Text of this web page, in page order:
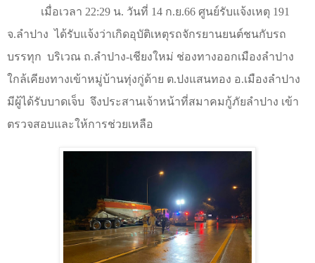
เมื่อเวลา 22:29 น. วันที่ 14 ก.ย.66 ศูนย์รับแจ้งเหตุ 191
จ.ลำปาง ได้รับแจ้งว่าเกิดอุบัติเหตุรถจักรยานยนต์ชนกับรถ
บรรทุก บริเวณ ถ.ลำปาง-เชียงใหม่ ช่องทางออกเมืองลำปาง
ใกล้เคียงทางเข้าหมู่บ้านทุ่งกู่ด้าย ต.ปงแสนทอง อ.เมืองลำปาง
มีผู้ได้รับบาดเจ็บ จึงประสานเจ้าหน้าที่สมาคมกู้ภัยลำปาง เข้า
ตรวจสอบและให้การช่วยเหลือ